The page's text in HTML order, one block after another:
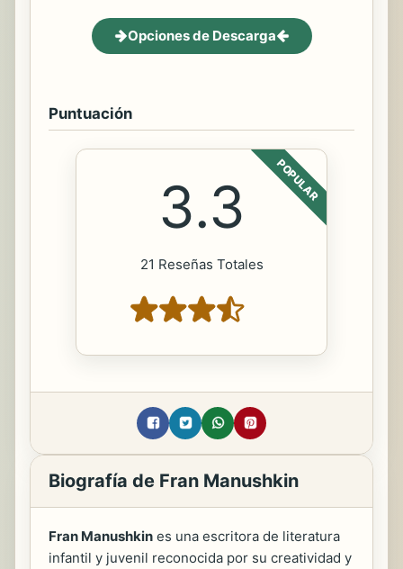
Opciones de Descarga
Puntuación
POPULAR
3.3
21 Reseñas Totales
Biografía de Fran Manushkin
Fran Manushkin es una escritora de literatura
infantil y juvenil reconocida por su creatividad y